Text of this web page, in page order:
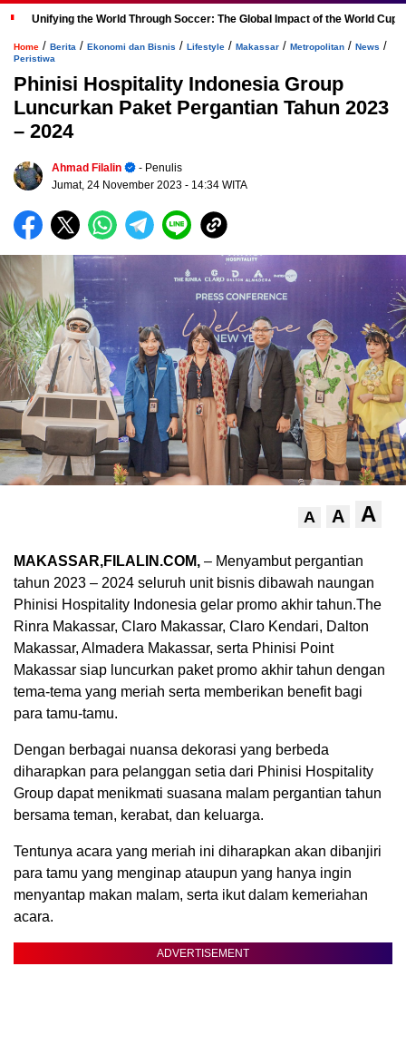
Unifying the World Through Soccer: The Global Impact of the World Cup
Home / Berita / Ekonomi dan Bisnis / Lifestyle / Makassar / Metropolitan / News /
Peristiwa
Phinisi Hospitality Indonesia Group
Luncurkan Paket Pergantian Tahun 2023
– 2024
Ahmad Filalin
- Penulis
Jumat, 24 November 2023 - 14:34 WITA
A A A
MAKASSAR,FILALIN.COM, – Menyambut pergantian
tahun 2023 – 2024 seluruh unit bisnis dibawah naungan
Phinisi Hospitality Indonesia gelar promo akhir tahun.The
Rinra Makassar, Claro Makassar, Claro Kendari, Dalton
Makassar, Almadera Makassar, serta Phinisi Point
Makassar siap luncurkan paket promo akhir tahun dengan
tema-tema yang meriah serta memberikan benefit bagi
para tamu-tamu.
Dengan berbagai nuansa dekorasi yang berbeda
diharapkan para pelanggan setia dari Phinisi Hospitality
Group dapat menikmati suasana malam pergantian tahun
bersama teman, kerabat, dan keluarga.
Tentunya acara yang meriah ini diharapkan akan dibanjiri
para tamu yang menginap ataupun yang hanya ingin
menyantap makan malam, serta ikut dalam kemeriahan
acara.
ADVERTISEMENT